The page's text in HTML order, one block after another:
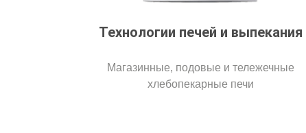
Технологии печей и выпекания
Магазинные, подовые и тележечные
хлебопекарные печи